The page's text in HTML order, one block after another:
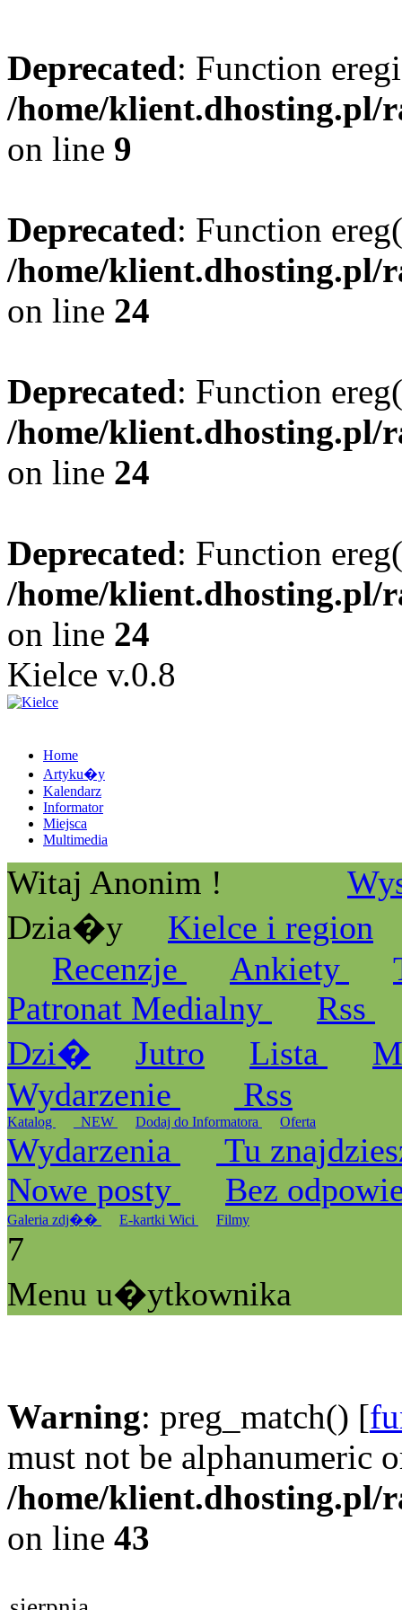
Deprecated: Function
/home/klient.dhosting.pl/
on line 9
Deprecated: Function
/home/klient.dhosting.pl/
on line 24
Deprecated: Function
/home/klient.dhosting.pl/
on line 24
Deprecated: Function
/home/klient.dhosting.pl/
on line 24
Kielce v.0.8
Home
Artyku�y
Kalendarz
Informator
Miejsca
Multimedia
Witaj Anonim !
Dzia�y
Kielce i region
Recenzje
Ankiety
Patronat Medialny
Rss
Dzi�
Jutro Lista
Wydarzenie
Rss
Katalog _NEW Dodaj do Informatora Oferta
Wydarzenia
Tu
Nowe posty
Bez
Galeria zdj�� E-kartki Wici Filmy
7
Menu u�ytkownika
Warning: preg_match() [
must not be alphanumeric
/home/klient.dhosting.pl/
on line 43